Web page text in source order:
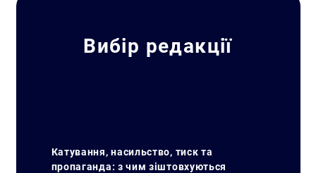
Вибір редакції
Катування, насильство, тиск та
пропаганда: з чим зіштовхуються